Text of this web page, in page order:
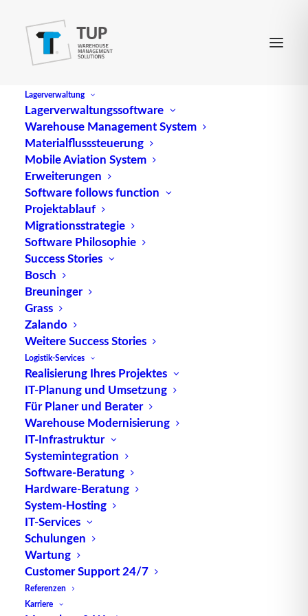
Lagerverwaltung
Lagerverwaltungssoftware
Warehouse Management System
Materialflusssteuerung
Mobile Aviation System
Erweiterungen
Software follows function
Projektablauf
Migrationsstrategie
Software Philosophie
Success Stories
Bosch
Breuninger
Grass
Zalando
Weitere Success Stories
Logistik-Services
Realisierung Ihres Projektes
IT-Planung und Umsetzung
Für Planer und Berater
Warehouse Modernisierung
IT-Infrastruktur
Systemintegration
Software-Beratung
Hardware-Beratung
System-Hosting
IT-Services
Schulungen
Wartung
Customer Support 24/7
Referenzen
Karriere
Die Bedeutung des Lagers
Die VDI-Richtlinie 2411 definiert ein
Raum bzw. Fläche zum Aufbewahren von Stück
und/oder
Schüttgut, das mengen- und/oder
wertmäßig erfasst wird.Lagern
Richtlinie als „das geplante Liegen von
Arbeitsgegenständen imMaterialfluss
gewollt unterbricht“ beschrieben. Lagern dient
somit im Prinzip der Überbrückung zwischen dem
Ankommen und dem Abgehen von Gütern. Ein
Lager versorgt die angeschlossenen Systeme und
synchronisiert so den
eigentlichen Bedarf.
Lagern kostet Geld
Je größer die benötigte Lagerfläche desto größer